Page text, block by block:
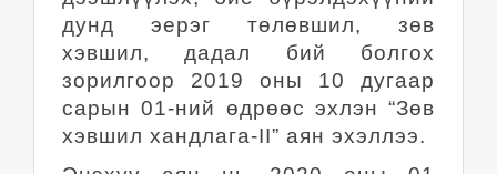
дунд эерэг төлөвшил, зөв
хэвшил, дадал бий болгох
зорилгоор 2019 оны 10 дугаар
сарын 01-ний өдрөөс эхлэн “Зөв
хэвшил хандлага-II” аян эхэллээ.